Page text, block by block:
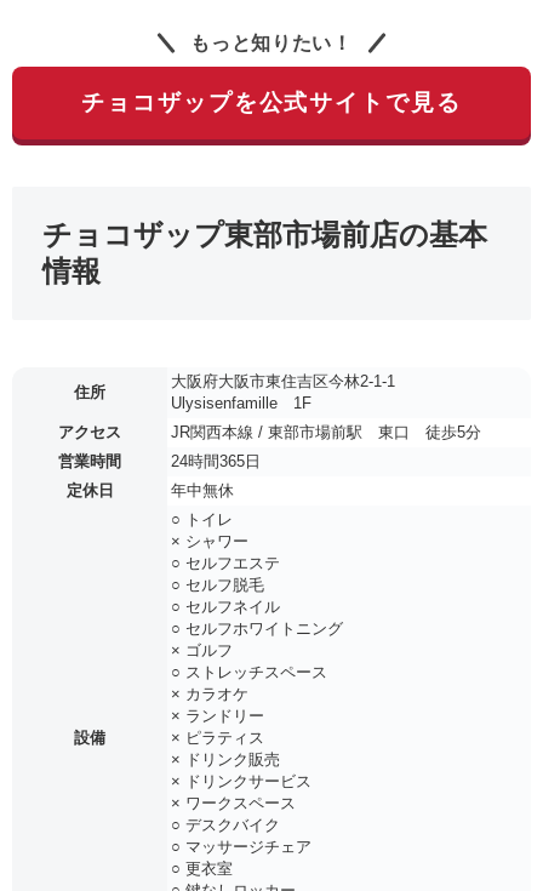
もっと知りたい！
チョコザップを公式サイトで見る
チョコザップ東部市場前店の基本
情報
住所
大阪府大阪市東住吉区今林2-1-1
Ulysisenfamille 1F
アクセス
JR関西本線 / 東部市場前駅 東口 徒歩5分
営業時間
24時間365日
定休日
年中無休
設備
○ トイレ
× シャワー
○ セルフエステ
○ セルフ脱毛
○ セルフネイル
○ セルフホワイトニング
× ゴルフ
○ ストレッチスペース
× カラオケ
× ランドリー
× ピラティス
× ドリンク販売
× ドリンクサービス
× ワークスペース
○ デスクバイク
○ マッサージチェア
○ 更衣室